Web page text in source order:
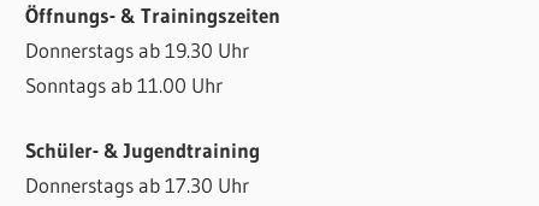
Öffnungs- & Trainingszeiten
Donnerstags ab 19.30 Uhr
Sonntags ab 11.00 Uhr
Schüler- & Jugendtraining
Donnerstags ab 17.30 Uhr